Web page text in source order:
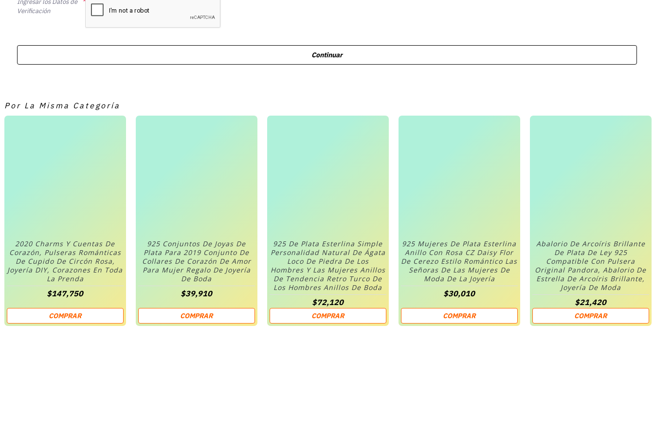
Ingresar los Datos de
Verificación
Continuar
Por La Misma Categoría
2020 Charms Y Cuentas De
Corazón, Pulseras Románticas
De Cupido De Circón Rosa,
Joyería DIY, Corazones En Toda
La Prenda
$147,750
COMPRAR
925 Conjuntos De Joyas De
Plata Para 2019 Conjunto De
Collares De Corazón De Amor
Para Mujer Regalo De Joyería
De Boda
$39,910
COMPRAR
925 De Plata Esterlina Simple
Personalidad Natural De Ágata
Loco De Piedra De Los
Hombres Y Las Mujeres Anillos
De Tendencia Retro Turco De
Los Hombres Anillos De Boda
$72,120
COMPRAR
925 Mujeres De Plata Esterlina
Anillo Con Rosa CZ Daisy Flor
De Cerezo Estilo Romántico Las
Señoras De Las Mujeres De
Moda De La Joyería
$30,010
COMPRAR
Abalorio De Arcoíris Brillante
De Plata De Ley 925
Compatible Con Pulsera
Original Pandora, Abalorio De
Estrella De Arcoíris Brillante,
Joyería De Moda
$21,420
COMPRAR